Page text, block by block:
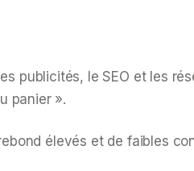
publicités, le SEO et les
panier ».
élevés et de faibles